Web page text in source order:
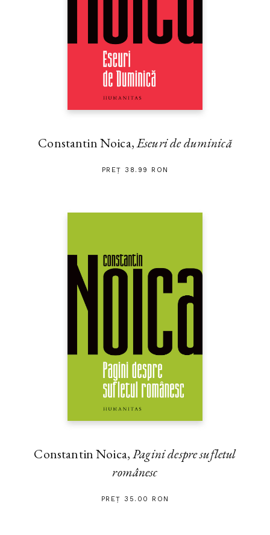
Constantin Noica,Eseuri de duminică
PREȚ 38.99 RON
Constantin Noica,Pagini despre sufletul
românesc
PREȚ 35.00 RON